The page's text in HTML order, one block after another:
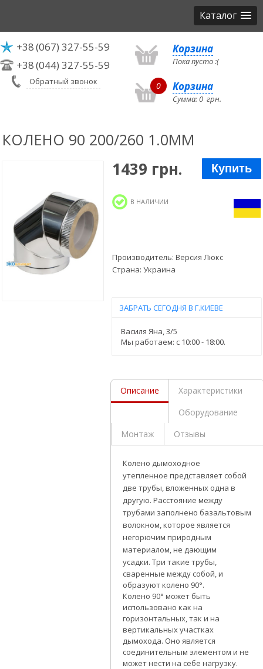
Каталог
+38(067) 327-55-59
+38(044) 327-55-59
Обратный звонок
Корзина
Пока пусто :(
0 Корзина
Сумма:0 грн.
КОЛЕНО 90 200/260 1.0ММ
1439 грн. Купить
В НАЛИЧИИ
Производитель: Версия Люкс
Страна: Украина
ЗАБРАТЬ СЕГОДНЯ В Г.КИЕВЕ
Василя Яна, 3/5
Мы работаем: c 10:00 - 18:00.
Описание
Характеристики
Оборудование
Монтаж
Отзывы
Колено дымоходное
утепленноепредставляет собой
две трубы, вложенных одна в
другую. Расстояние между
трубами заполнено базальтовым
волокном, которое является
негорючим природным
материалом, не дающим
усадки.Три такие трубы,
сваренные между собой, и
образуют колено 90°.
Колено 90° может быть
использовано как на
горизонтальных, так и на
вертикальных участках
дымохода. Оно является
соединительным элементом и не
может нести на себе нагрузку.